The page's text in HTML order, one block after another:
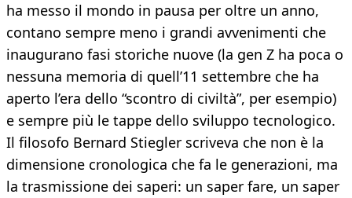
ha messo il mondo in pausa per oltre un anno,
contano sempre meno i grandi avvenimenti che
inaugurano fasi storiche nuove (la gen Z ha poca o
nessuna memoria di quell’11 settembre che ha
aperto l’era dello “scontro di civiltà”, per esempio)
e sempre più le tappe dello sviluppo tecnologico.
Il filosofo Bernard Stiegler scriveva che non è la
dimensione cronologica che fa le generazioni, ma
la trasmissione dei saperi: un saper fare, un saper